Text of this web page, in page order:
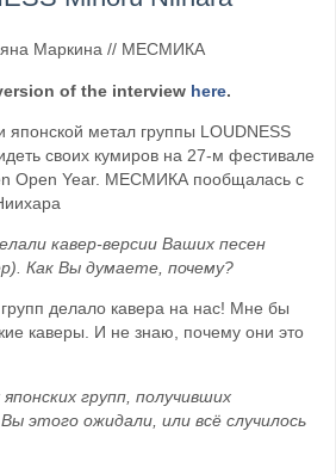
Маркина // МЕСМИКА
of the interview here.
японской метал группы LOUDNESS
своих кумиров на 27-м фестивале
Open Year. МЕСМИКА пообщалась с
кавер-версии Ваших песен
Как Вы думаете, почему?
делало кавера на нас! Мне бы
каверы. И не знаю, почему они это
групп, получивших
этого ожидали, или всё случилось